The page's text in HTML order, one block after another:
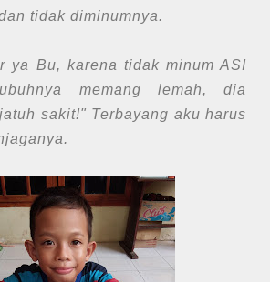
tidak diminumnya.
ya Bu, karena tidak minum ASI
memang lemah, dia
sakit!" Terbayang aku harus